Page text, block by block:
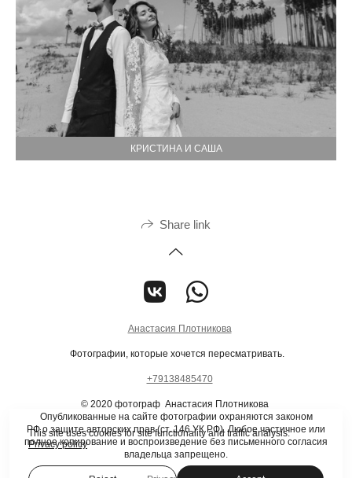
КРИСТИНА И САША
Share link
Анастасия Плотникова
Фотографии, которые хочется пересматривать.
+79138485470
© 2020 фотограф Анастасия Плотникова
Опубликованные на сайте фотографии охраняются законом
РФ о защите авторских прав (ст. 146 УК РФ). Любое частичное или
полное копирование и воспроизведение без письменного согласия
владельца запрещено.
This site uses cookies for site functionality and traffic analysis.
Privacy policy